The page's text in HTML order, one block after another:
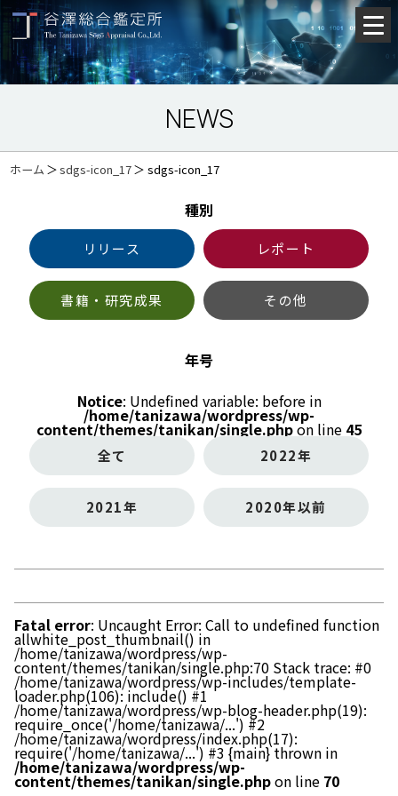
NEWS
ホーム ＞sdgs-icon_17＞ sdgs-icon_17
種別
リリース レポート
書籍・研究成果 その他
年号
Notice: Undefined variable: before in
/home/tanizawa/wordpress/wp-
content/themes/tanikan/single.phpon line 45
全て 2022年
2021年 2020年以前
Fatal error: Uncaught Error: Call to undefined function
allwhite_post_thumbnail() in
/home/tanizawa/wordpress/wp-
content/themes/tanikan/single.php:70 Stack trace: #0
/home/tanizawa/wordpress/wp-includes/template-
loader.php(106): include() #1
/home/tanizawa/wordpress/wp-blog-header.php(19):
require_once('/home/tanizawa/...') #2
/home/tanizawa/wordpress/index.php(17):
require('/home/tanizawa/...') #3 {main} thrown in
/home/tanizawa/wordpress/wp-
content/themes/tanikan/single.phpon line 70